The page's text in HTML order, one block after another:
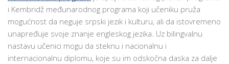
i Kembridž međunarodnog programa koji učeniku pruža
mogućnost da neguje srpski jezik i kulturu, ali da istovremeno
unapređuje svoje znanje engleskog jezika. Uz bilingvalnu
nastavu učenici mogu da steknu i nacionalnu i
internacionalnu diplomu, koje su im odskočna daska za dalje